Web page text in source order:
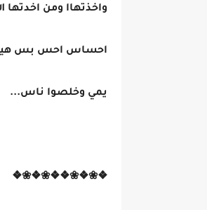
واخذتهاا ومن اخدتها
احساس احس بس
يمي وخلصوا ناس...
❖❀❖❀❖❖❀❖❀❖